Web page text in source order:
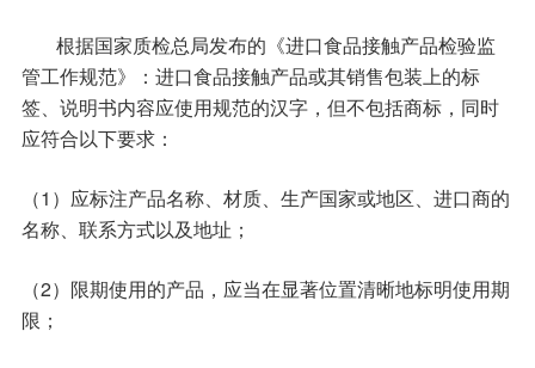
根据国家质检总局发布的《进口食品接触产品检验监
管工作规范》：进口食品接触产品或其销售包装上的标
签、说明书内容应使用规范的汉字，但不包括商标，同时
应符合以下要求：
（1）应标注产品名称、材质、生产国家或地区、进口商的
名称、联系方式以及地址；
（2）限期使用的产品，应当在显著位置清晰地标明使用期
限；